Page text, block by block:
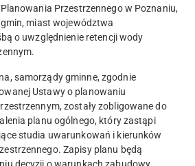
Przestrzennego w Poznaniu,
miast województwa
o uwzględnienie retencji wody
samorządy gminne, zgodnie
Ustawy o planowaniu
zostały zobligowane do
planu ogólnego, który zastąpi
studia uwarunkowań i kierunków
Zapisy planu będą
decyzji o warunkach zabudowy